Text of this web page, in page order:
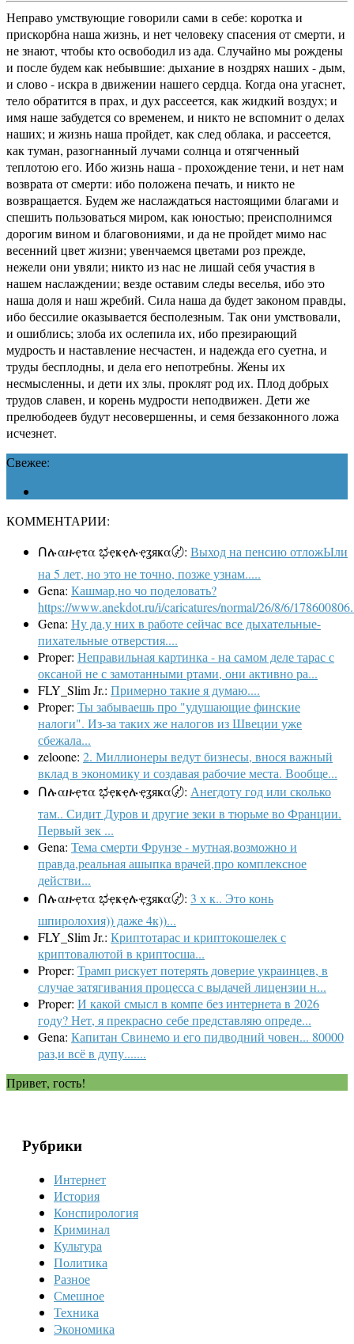
Неправо умствующие говорили сами в себе: коротка и
прискорбна наша жизнь, и нет человеку спасения от смерти, и
не знают, чтобы кто освободил из ада. Случайно мы рождены
и после будем как небывшие: дыхание в ноздрях наших - дым,
и слово - искра в движении нашего сердца. Когда она угаснет,
тело обратится в прах, и дух рассеется, как жидкий воздух; и
имя наше забудется со временем, и никто не вспомнит о делах
наших; и жизнь наша пройдет, как след облака, и рассеется,
как туман, разогнанный лучами солнца и отягченный
теплотою его. Ибо жизнь наша - прохождение тени, и нет нам
возврата от смерти: ибо положена печать, и никто не
возвращается. Будем же наслаждаться настоящими благами и
спешить пользоваться миром, как юностью; преисполнимся
дорогим вином и благовониями, и да не пройдет мимо нас
весенний цвет жизни; увенчаемся цветами роз прежде,
нежели они увяли; никто из нас не лишай себя участия в
нашем наслаждении; везде оставим следы веселья, ибо это
наша доля и наш жребий. Сила наша да будет законом правды,
ибо бессилие оказывается бесполезным. Так они умствовали,
и ошиблись; злоба их ослепила их, ибо презирающий
мудрость и наставление несчастен, и надежда его суетна, и
труды бесплодны, и дела его непотребны. Жены их
несмысленны, и дети их злы, проклят род их. Плод добрых
трудов славен, и корень мудрости неподвижен. Дети же
прелюбодеев будут несовершенны, и семя беззаконного ложа
исчезнет.
Свежее:
КОММЕНТАРИИ:
Ոሉαዙҿτα ಭҿҝҿሉҿʓяҝα〄: Выход на пенсию отложЫли
на 5 лет, но это не точно, позже узнам.....
Gena: Кашмар,но чо поделовать?
https://www.anekdot.ru/i/caricatures/normal/26/8/6/
Gena: Ну да,у них в работе сейчас все дыхательные-
пихательные отверстия....
Proper: Неправильная картинка - на самом деле тарас с
оксаной не с замотанными ртами, они активно ра...
FLY_Slim Jr.: Примерно такие я думаю....
Proper: Ты забываешь про "удушающие финские
налоги". Из-за таких же налогов из Швеции уже
сбежала...
zeloone: 2. Миллионеры ведут бизнесы, внося важный
вклад в экономику и создавая рабочие места. Вообще...
Ոሉαዙҿτα ಭҿҝҿሉҿʓяҝα〄: Анегдоту год или сколько
там.. Сидит Дуров и другие зеки в тюрьме во Франции.
Первый зек ...
Gena: Тема смерти Фрунзе - мутная,возможно и
правда,реальная ашыпка врачей,про комплексное
действи...
Ոሉαዙҿτα ಭҿҝҿሉҿʓяҝα〄: 3 х к.. Это конь
шпиролохия)) даже 4к))...
FLY_Slim Jr.: Криптотарас и криптокошелек с
криптовалютой в криптосша...
Proper: Трамп рискует потерять доверие украинцев, в
случае затягивания процесса с выдачей лицензии н...
Proper: И какой смысл в компе без интернета в 2026
году? Нет, я прекрасно себе представляю опреде...
Gena: Капитан Свинемо и его пидводний човен... 80000
раз,и всё в дупу.......
Привет, гость!
Рубрики
Интернет
История
Конспирология
Криминал
Культура
Политика
Разное
Смешное
Техника
Экономика